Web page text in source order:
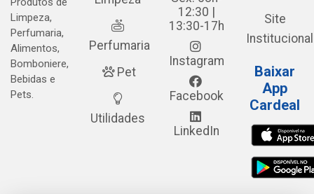
Limpeza,
Perfumaria,
Alimentos,
Bomboniere,
Bebidas e
Pets.
Perfumaria
Pet
Utilidades
12:30 |
13:30-17h
Instagram
Facebook
LinkedIn
Site
Institucional
Baixar
App
Cardeal